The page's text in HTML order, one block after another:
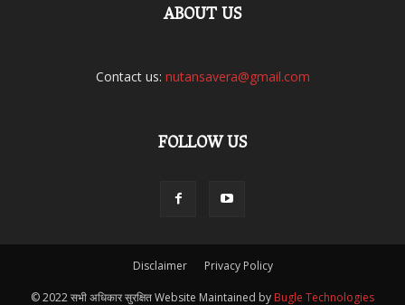
ABOUT US
Contact us: nutansavera@gmail.com
FOLLOW US
Disclaimer Privacy Policy
© 2022 सभी अधिकार सुरक्षित Website Maintained by Bugle Technologies